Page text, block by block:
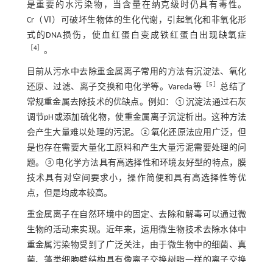
是重要的水污染物，当含量在纳克级时仍具有毒性。
Cr（Ⅵ）可破坏生物体的生化代谢，引起氧化和非氧化形
式的DNA损伤，使血红蛋白变成铁红蛋白出现缺氧症
4］ 。
目前从污水中去除重金属离子常用的方法有沉淀法、氧化
还原、过滤、离子交换和电化学等。Vareda等 ［5
总结了
常规重金属去除技术的优缺点。例如：①沉淀法通过石灰
调节pH或添加硫化物，使重金属离子沉淀析出。这种方法
会产生大量难以处理的污泥。②氧化还原法应用广泛，但
是也存在需要大量化工原料和产生大量污泥需要处理的问
题。③电化学方法具有高选择性和环境友好型的特点，膜
技术具有对空间要求小，操作简便和具有高选择性等优
点，但是均成本较高。
重金属离子在自然环境中的固定、去除和解毒可以通过微
生物的活动来实现。近年来，运用微生物技术去除水体中
重金属污染物受到了广泛关注，由于微生物中的细菌、真